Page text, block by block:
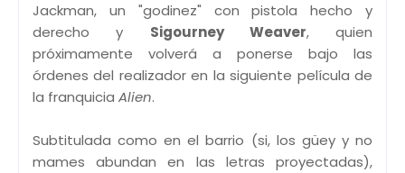
Jackman, un "godinez" con pistola hecho y
derecho y Sigourney Weaver, quien
próximamente volverá a ponerse bajo las
órdenes del realizador en la siguiente película de
la franquicia Alien.
Subtitulada como en el barrio (si, los güey y no
mames abundan en las letras proyectadas),